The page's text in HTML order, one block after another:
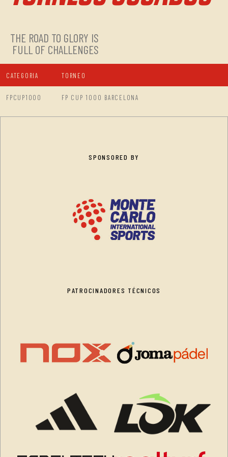
THE ROAD TO GLORY IS
FULL OF CHALLENGES
CATEGORIA TORNEO
FPCUP1000 FP CUP 1000 BARCELONA
SPONSORED BY
PATROCINADORES TÉCNICOS